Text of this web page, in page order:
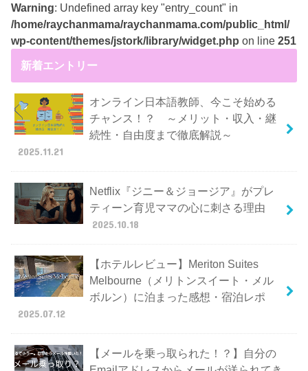
Warning: Undefined array key "entry_count" in
/home/raychanmama/raychanmama.com/public_html/
wp-content/themes/jstork/library/widget.php on line251
新着エントリー
オンライン日本語教師、今こそ始める
チャンス！？ ～メリット・収入・継
続性・自由度まで徹底解説～
2025.11.21
Netflix『ジニー＆ジョージア』がプレ
ティーン育児ママの心に刺さる理由
2025.10.18
【ホテルレビュー】Meriton Suites
Melbourne（メリトンスイート・メル
ボルン）に泊まった感想・宿泊レポ
2025.07.12
【メールを乗っ取られた！？】自分の